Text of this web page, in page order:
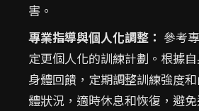
害。
專業指導與個人化調整： 參考
定更個人化的訓練計劃。根據
身體回饋，定期調整訓練強度
體狀況，適時休息和恢復，避